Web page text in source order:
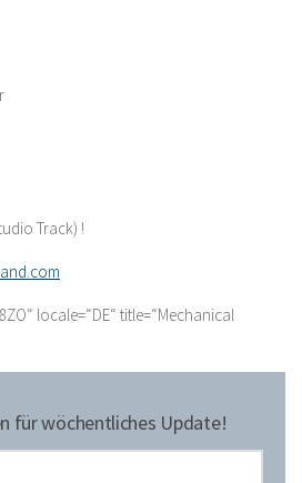
Track) !
locale=“DE“ title=“Mechanical
für wöchentliches Update!